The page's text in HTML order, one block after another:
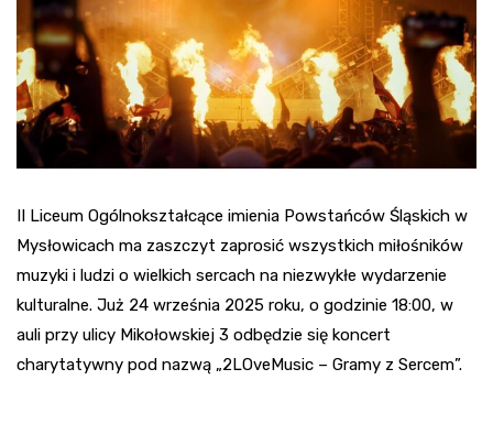
II Liceum Ogólnokształcące imienia Powstańców Śląskich w
Mysłowicach ma zaszczyt zaprosić wszystkich miłośników
muzyki i ludzi o wielkich sercach na niezwykłe wydarzenie
kulturalne. Już 24 września 2025 roku, o godzinie 18:00, w
auli przy ulicy Mikołowskiej 3 odbędzie się koncert
charytatywny pod nazwą „2LOveMusic – Gramy z Sercem”.